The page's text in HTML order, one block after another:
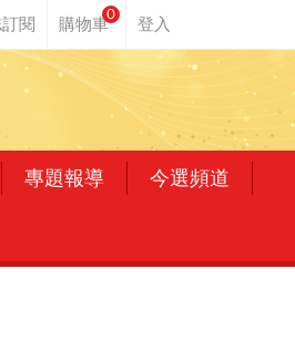
0
專題報導 今選頻道